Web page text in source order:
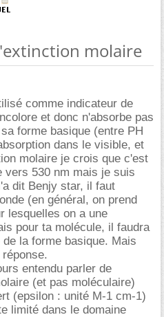
molaire
comme indicateur de
et donc n'absorbe pas
forme basique (entre PH
dans le visible, et
molaire je crois que c'est
vers 530 nm mais je suis
dit Benjy star, il faut
(en général, on prend
lesquelles on a une
pour ta molécule, il faudra
la forme basique. Mais
entendu parler de
(et pas moléculaire)
(epsilon : unité M-1 cm-1)
limité dans le domaine